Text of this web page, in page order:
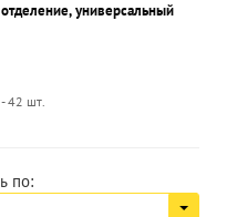
универсальный
42 шт.
по: